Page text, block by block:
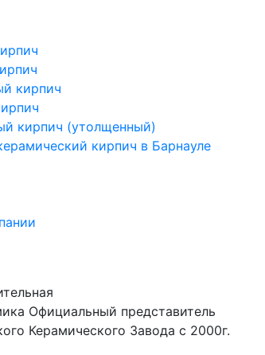
кирпич
кирпич (утолщенный)
кирпич в Барнауле
Официальный представитель
Керамического Завода с 2000г.